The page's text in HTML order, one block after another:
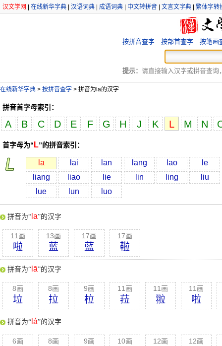
汉文学网 在线新华字典 汉语词典 成语词典 中文转拼音 文言文字典 繁体字转
按拼音查字 按部首查字 按笔画
提示： 请直接输入汉字或拼音查询
在线新华字典 > 按拼音查字 > 拼音为 la的汉字
拼音首字母索引：
A B C D E F G H J K L M N
首字母为“ L”的拼音索引：
la lai lan lang lao
le
liang
liao lie lin ling
liu
lue
lun luo
拼音为“ la”的汉字
11画
啦
13画
蓝
17画
藍
17画
鞡
拼音为“ lā”的汉字
8画
垃
8画
拉
9画
柆
11画
菈
11画
翋
11画
啦
拼音为“ lá”的汉字
6画 8画 9画 10画 12画 12画